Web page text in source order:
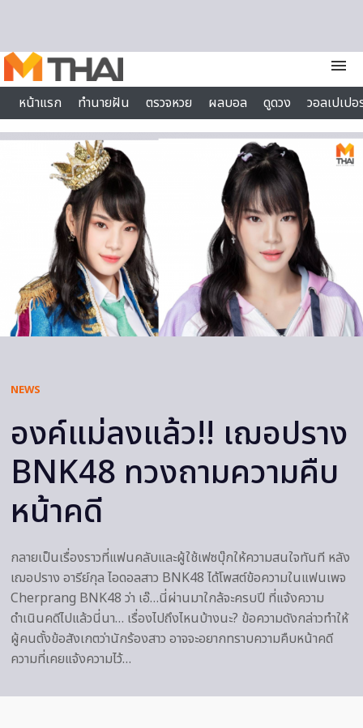
menu
หน้าแรก
ทำนายฝัน ตรวจหวย ผลบอล ดูดวง
วอลเปเป
ไลฟ์สไตล์
NEWS
องค์แม่ลงแล้ว!! เฌอปราง
BNK48 ทวงถามความคืบ
หน้าคดี
กลายเป็นเรื่องราวที่แฟนคลับและผู้ใช้เฟซบุ๊กให้ความสนใจทันที หลัง
เฌอปราง อารีย์กุล ไอดอลสาว BNK48 ได้โพสต์ข้อความในแฟนเพจ
Cherprang BNK48 ว่า เอ๊…นี่ผ่านมาใกล้จะครบปี ที่แจ้งความ
ดำเนินคดีไปแล้วนี่นา… เรื่องไปถึงไหนบ้างนะ? ข้อความดังกล่าวทำให้
ผู้คนตั้งข้อสังเกตว่านักร้องสาว อาจจะอยากทราบความคืบหน้าคดี
ความที่เคยแจ้งความไว้…